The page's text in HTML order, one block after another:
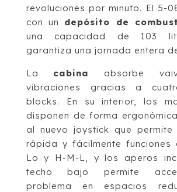
revoluciones por minuto. El 5-
con un depósito de
una capacidad de 103
garantiza una jornada entera
La cabina
absorbe
vibraciones gracias a
blocks. En su interior, los
disponen de forma
al nuevo joystick que permite
rápida y fácilmente funciones
Lo y H-M-L, y los aperos
techo bajo permite
problema en espacios